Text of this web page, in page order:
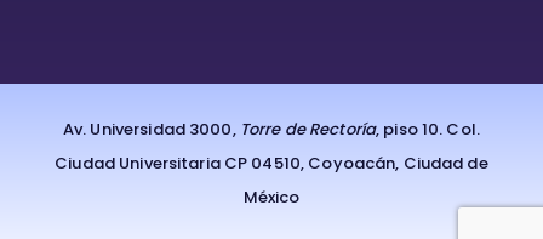
Av. Universidad 3000, Torre de Rectoría, piso 10. Col.
Ciudad Universitaria CP 04510, Coyoacán, Ciudad de
México